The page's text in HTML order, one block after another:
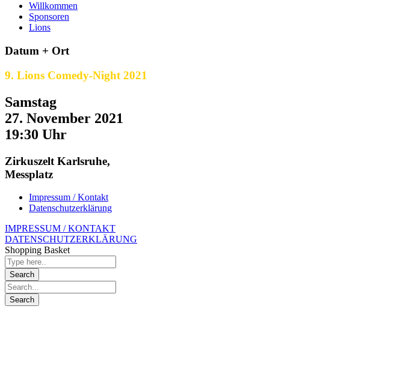
Willkommen
Sponsoren
Lions
Datum + Ort
9. Lions Comedy-Night 2021
Samstag
27. November 2021
19:30 Uhr
Zirkuszelt Karlsruhe,
Messplatz
Impressum / Kontakt
Datenschutzerklärung
IMPRESSUM / KONTAKT
DATENSCHUTZERKLÄRUNG
Shopping Basket